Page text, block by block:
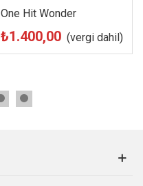
One Hit Wonder
₺1.400,00 (vergi dahil)